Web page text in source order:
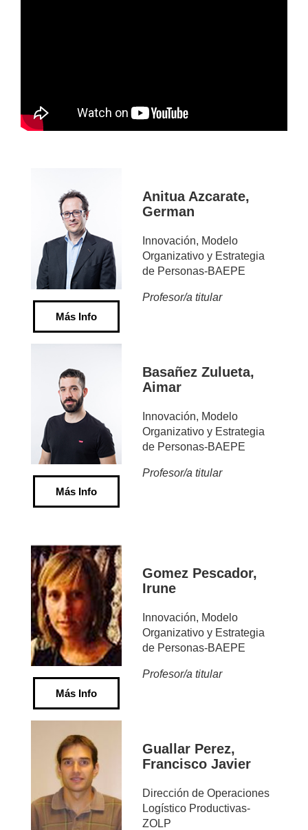
Más Info
Anitua Azcarate,
German
Innovación, Modelo
Organizativo y Estrategia
de Personas-BAEPE
Profesor/a titular
Más Info
Basañez Zulueta,
Aimar
Innovación, Modelo
Organizativo y Estrategia
de Personas-BAEPE
Profesor/a titular
Más Info
Gomez Pescador,
Irune
Innovación, Modelo
Organizativo y Estrategia
de Personas-BAEPE
Profesor/a titular
Guallar Perez,
Francisco Javier
Dirección de Operaciones
Logístico Productivas-
ZOLP